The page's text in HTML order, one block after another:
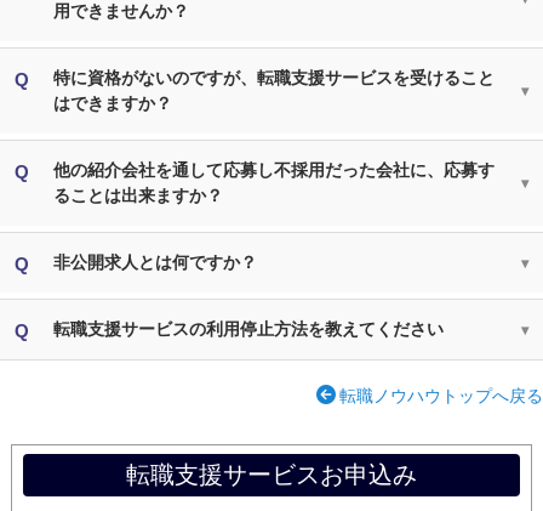
用できませんか？
特に資格がないのですが、転職支援サービスを受けること
はできますか？
他の紹介会社を通して応募し不採用だった会社に、応募す
ることは出来ますか？
非公開求人とは何ですか？
転職支援サービスの利用停止方法を教えてください
転職ノウハウトップへ戻る
転職支援サービスお申込み